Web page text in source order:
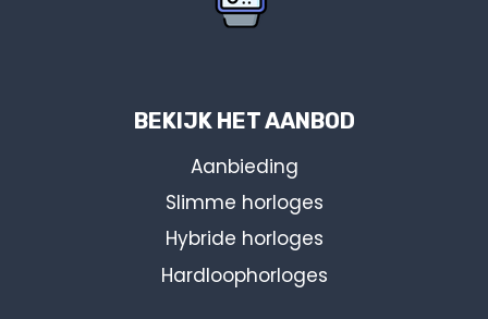
BEKIJK HET AANBOD
Aanbieding
Slimme horloges
Hybride horloges
Hardloophorloges